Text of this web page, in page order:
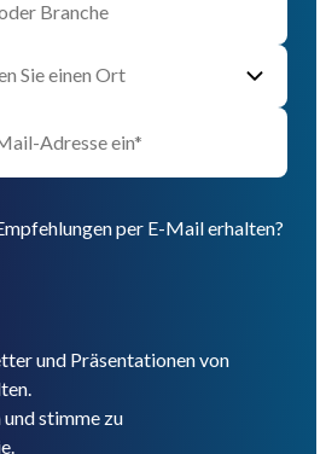
per E-Mail erhalten?
und Präsentationen von
und stimme zu